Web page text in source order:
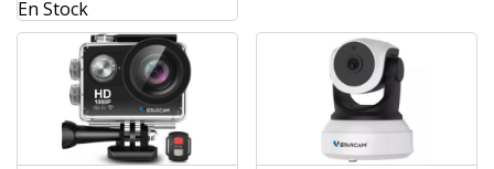
En Stock